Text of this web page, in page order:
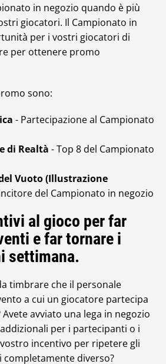
in negozio quando è più
giocatori. Il Campionato in
per i vostri giocatori di
per ottenere promo
sono:
- Partecipazione al Campionato
di Realtà - Top 8 del Campionato
Vuoto (Illustrazione
del Campionato in negozio
al gioco per far
e far tornare i
settimana.
timbrare che il personale
a cui un giocatore partecipa
avviato una lega in negozio
per i partecipanti o i
incentivo per ripetere gli
completamente diverso?